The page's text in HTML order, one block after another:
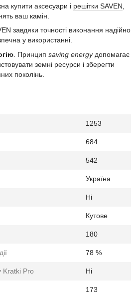
купити аксесуари і решітки SAVEN
ваш камін.
завдяки точності виконання надійно
у використанні.
. Принцип saving energyдопомагає
земні ресурси і зберегти
поколінь.
1253
684
542
Україна
Ні
Кутове
180
78 %
Kratki Pro Ні
173